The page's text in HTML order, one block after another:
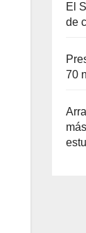
El
de
70